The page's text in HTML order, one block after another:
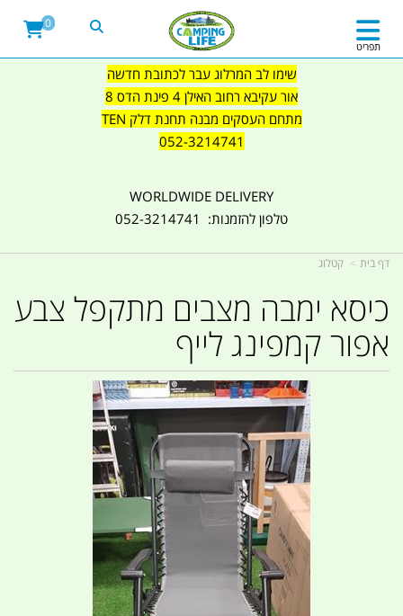
שימו לב המרלוג עבר לכתובת חדשה
אור עקיבא רחוב האילן 4 פינת הדס 8
מתחם העסקים מבנה תחנת דלק TEN
052-3214741
WORLDWIDE DELIVERY
טלפון להזמנות: 052-3214741
תפריט
0
דף בית קטלוג
כיסא ימבה מצבים מתקפל צבע
אפור קמפינג לייף